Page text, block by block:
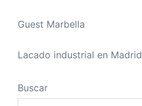
Guest Marbella
Lacado industrial en Madrid
Buscar